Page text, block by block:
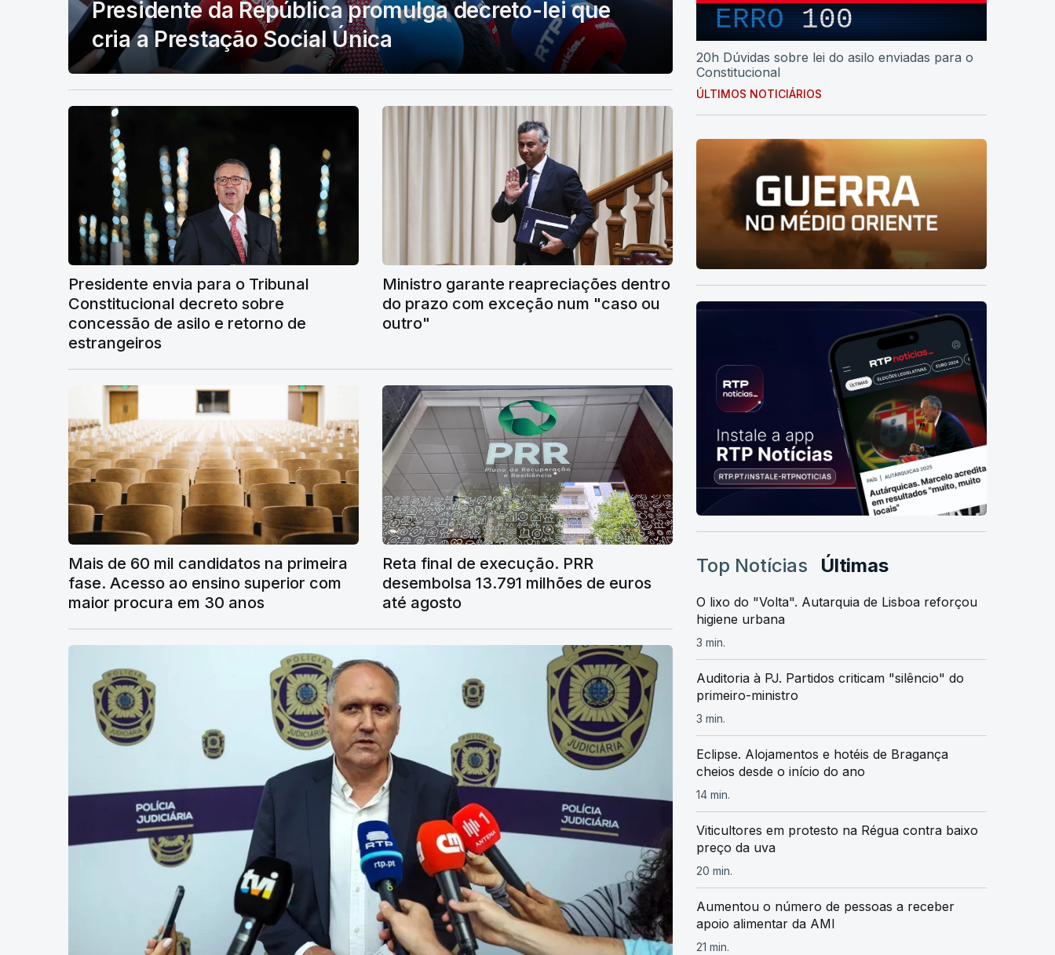
Presidente da República promulga decreto-lei que
cria a Prestação Social Única
Presidente envia para o Tribunal
Constitucional decreto sobre
concessão de asilo e retorno de
estrangeiros
Ministro garante reapreciações dentro
do prazo com exceção num "caso ou
outro"
Mais de 60 mil candidatos na primeira
fase. Acesso ao ensino superior com
maior procura em 30 anos
Reta final de execução. PRR
desembolsa 13.791 milhões de euros
até agosto
ERRO100
20h Dúvidas sobre lei do asilo enviadas para o
Constitucional
ÚLTIMOS NOTICIÁRIOS
Top Notícias Últimas
O lixo do "Volta". Autarquia de Lisboa reforçou
higiene urbana
3 min.
Auditoria à PJ. Partidos criticam "silêncio" do
primeiro-ministro
3 min.
Eclipse. Alojamentos e hotéis de Bragança
cheios desde o início do ano
14 min.
Viticultores em protesto na Régua contra baixo
preço da uva
20 min.
Aumentou o número de pessoas a receber
apoio alimentar da AMI
21 min.